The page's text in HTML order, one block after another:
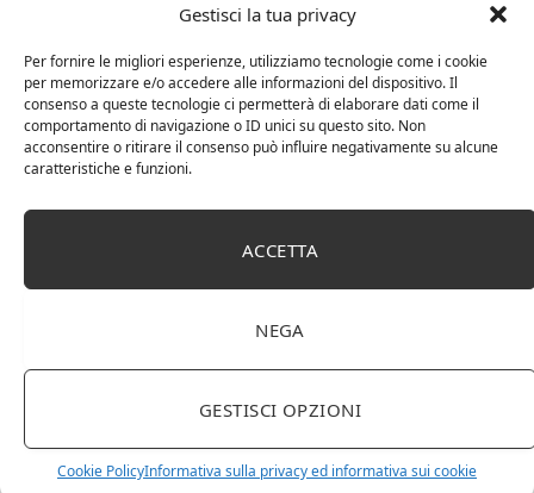
Gestisci la tua privacy
Per fornire le migliori esperienze, utilizziamo tecnologie come i cookie
per memorizzare e/o accedere alle informazioni del dispositivo. Il
consenso a queste tecnologie ci permetterà di elaborare dati come il
comportamento di navigazione o ID unici su questo sito. Non
acconsentire o ritirare il consenso può influire negativamente su alcune
caratteristiche e funzioni.
ACCETTA
NEGA
GESTISCI OPZIONI
Cookie PolicyInformativa sulla privacy ed informativa sui cookie
DOT Horeca Solutions 1000 Bicchieri PET
trasparenti monouso 350 ML tacca 0,3 alta qualità